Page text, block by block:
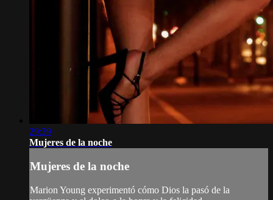
29:39
Mujeres de la noche
Mujeres de la noche
Marion Young experimentó cómo Dios la pasó de la